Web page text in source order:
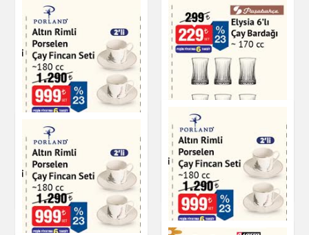
Altın Rimli Porselen
Çay Fincan Seti 180
cc
Çay & Kahve & Şeker
Elysia 6'lı Çay
Bardağı - 170 cc
Çay & Kahve & Şeker